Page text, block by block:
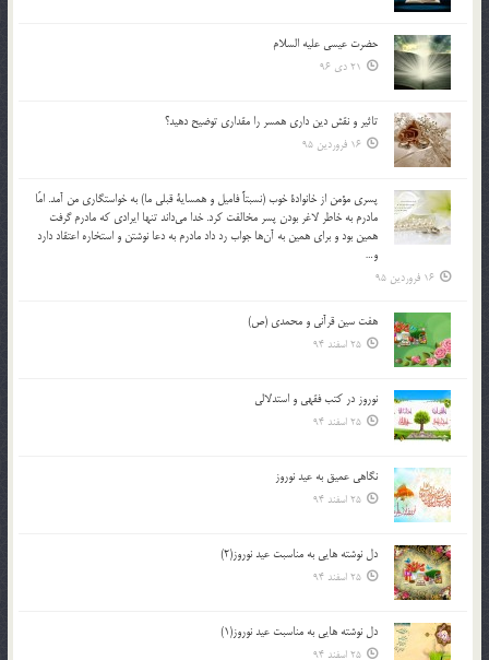
حضرت عیسی علیه السلام
21 دی 96
تاثير و نقش دين داري همسر را مقداري توضيح دهيد؟
16 فروردین 95
پسري مؤمن از خانوادة خوب (نسبتاً فاميل و همساية قبلي ما) به خواستگاري من آمد. امّا
مادرم به خاطر لاغر بودن پسر مخالفت كرد. خدا مي‌داند تنها ايرادي كه مادرم گرفت
همين بود و براي همين به آن‌ها جواب رد داد مادرم به دعا نوشتن و استخاره اعتقاد دارد
و…
16 فروردین 95
هفت سین قرآنی و محمدی (ص)
25 اسفند 94
نوروز در كتب فقهى و استدلالى‏
25 اسفند 94
نگاهى عميق به عيد نوروز
25 اسفند 94
دل نوشته هایی به مناسبت عید نوروز(2)
25 اسفند 94
دل نوشته هایی به مناسبت عید نوروز(1)
25 اسفند 94